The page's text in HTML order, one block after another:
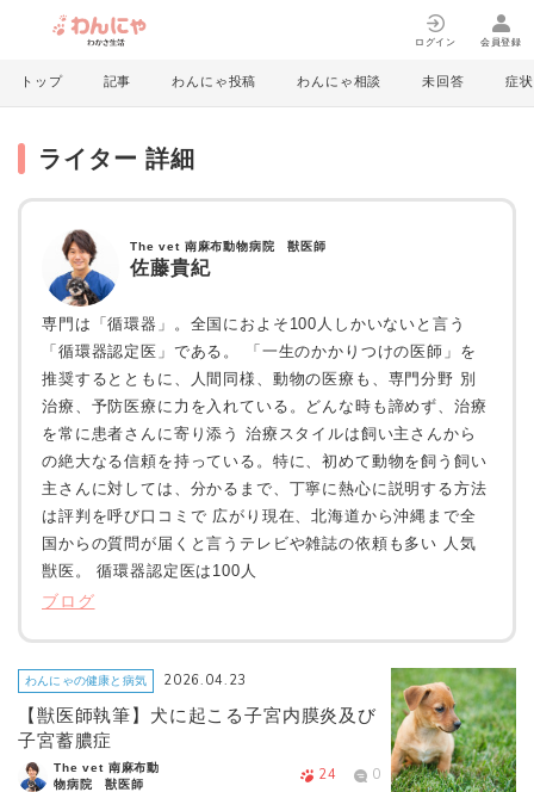
ログイン 会員登録
トップ 記事 わんにゃ投稿 わんにゃ相談 未回答 症状
ライター 詳細
The vet 南麻布動物病院 獣医師
佐藤貴紀
専門は「循環器」。全国におよそ100人しかいないと言う
「循環器認定医」である。 「一生のかかりつけの医師」を
推奨するとともに、人間同様、動物の医療も、専門分野 別
治療、予防医療に力を入れている。どんな時も諦めず、治療
を常に患者さんに寄り添う 治療スタイルは飼い主さんから
の絶大なる信頼を持っている。特に、初めて動物を飼う飼い
主さんに対しては、分かるまで、丁寧に熱心に説明する方法
は評判を呼び口コミで 広がり現在、北海道から沖縄まで全
国からの質問が届くと言うテレビや雑誌の依頼も多い 人気
獣医。 循環器認定医は100人
ブログ
わんにゃの健康と病気 2026.04.23
【獣医師執筆】犬に起こる子宮内膜炎及び
子宮蓄膿症
The vet 南麻布動
物病院 獣医師
24 0